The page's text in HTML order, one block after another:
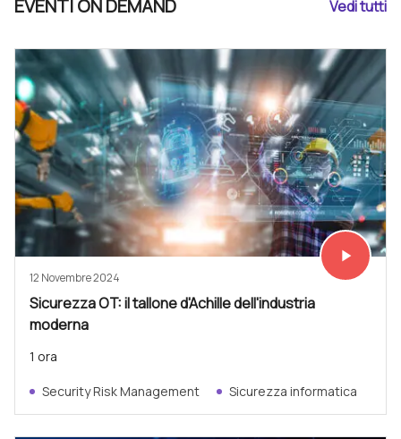
EVENTI ON DEMAND Vedi tutti
Vedi subito
play_arrow
12 Novembre 2024
Sicurezza OT: il tallone d'Achille dell'industria
moderna
1 ora
Security Risk Management Sicurezza informatica